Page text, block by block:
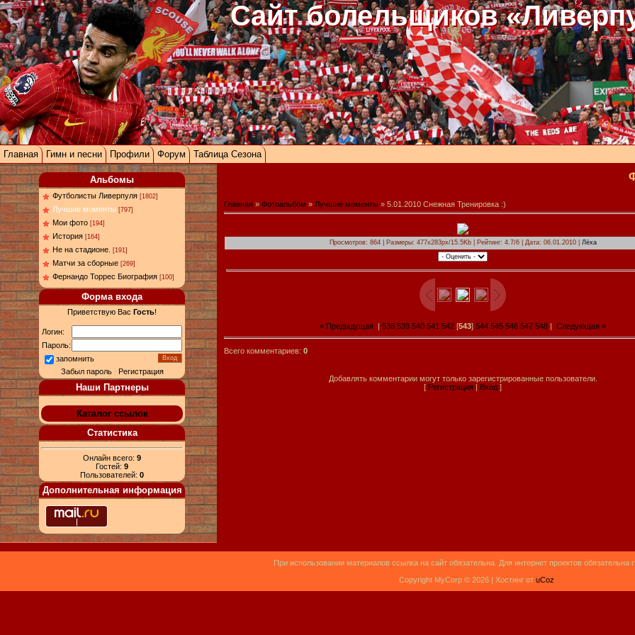
Сайт болельщиков
Главная Гимн и песни Профили Форум Таблица Сезона
Альбомы
Футболисты Ливерпуля [1802]
Лучшие моменты [797]
Мои фото [194]
История [164]
Не на стадионе. [191]
Матчи за сборные [269]
Фернандо Торрес Биография [100]
Форма входа
Приветствую Вас Гость!
Логин:
Пароль:
запомнить
Забыл пароль| Регистрация
Наши Партнеры
Каталог ссылок
Статистика
Онлайн всего: 9
Гостей: 9
Пользователей: 0
Дополнительная информация
Главная » Фотоальбом » Лучшие моменты » 5.01.2010 Снежная Тренировка :)
Просмотров: 864 | Размеры: 477x283px/15.5Kb | Рейтинг: 4.7/6 | Дата: 06.01.2010 | Лёха
« Предыдущая 538 539 540 541 542 [543] 544 545 546 547 548 Следующая »
Всего комментариев: 0
Добавлять комментарии могут только зарегистрированные пользователи.
[ Регистрация | Вход ]
При использовании материалов ссылка на сайт обязательна. Для интернет проектов обязательна
Copyright MyCorp © 2026 | Хостинг от uCoz